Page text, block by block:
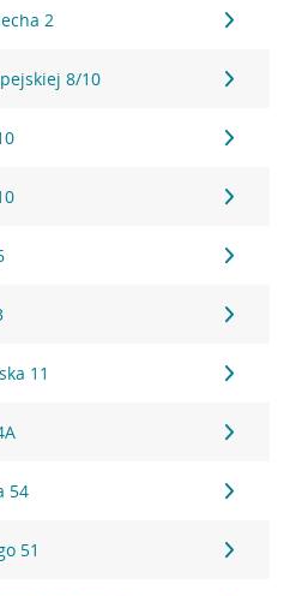
2
8/10
11
54
51